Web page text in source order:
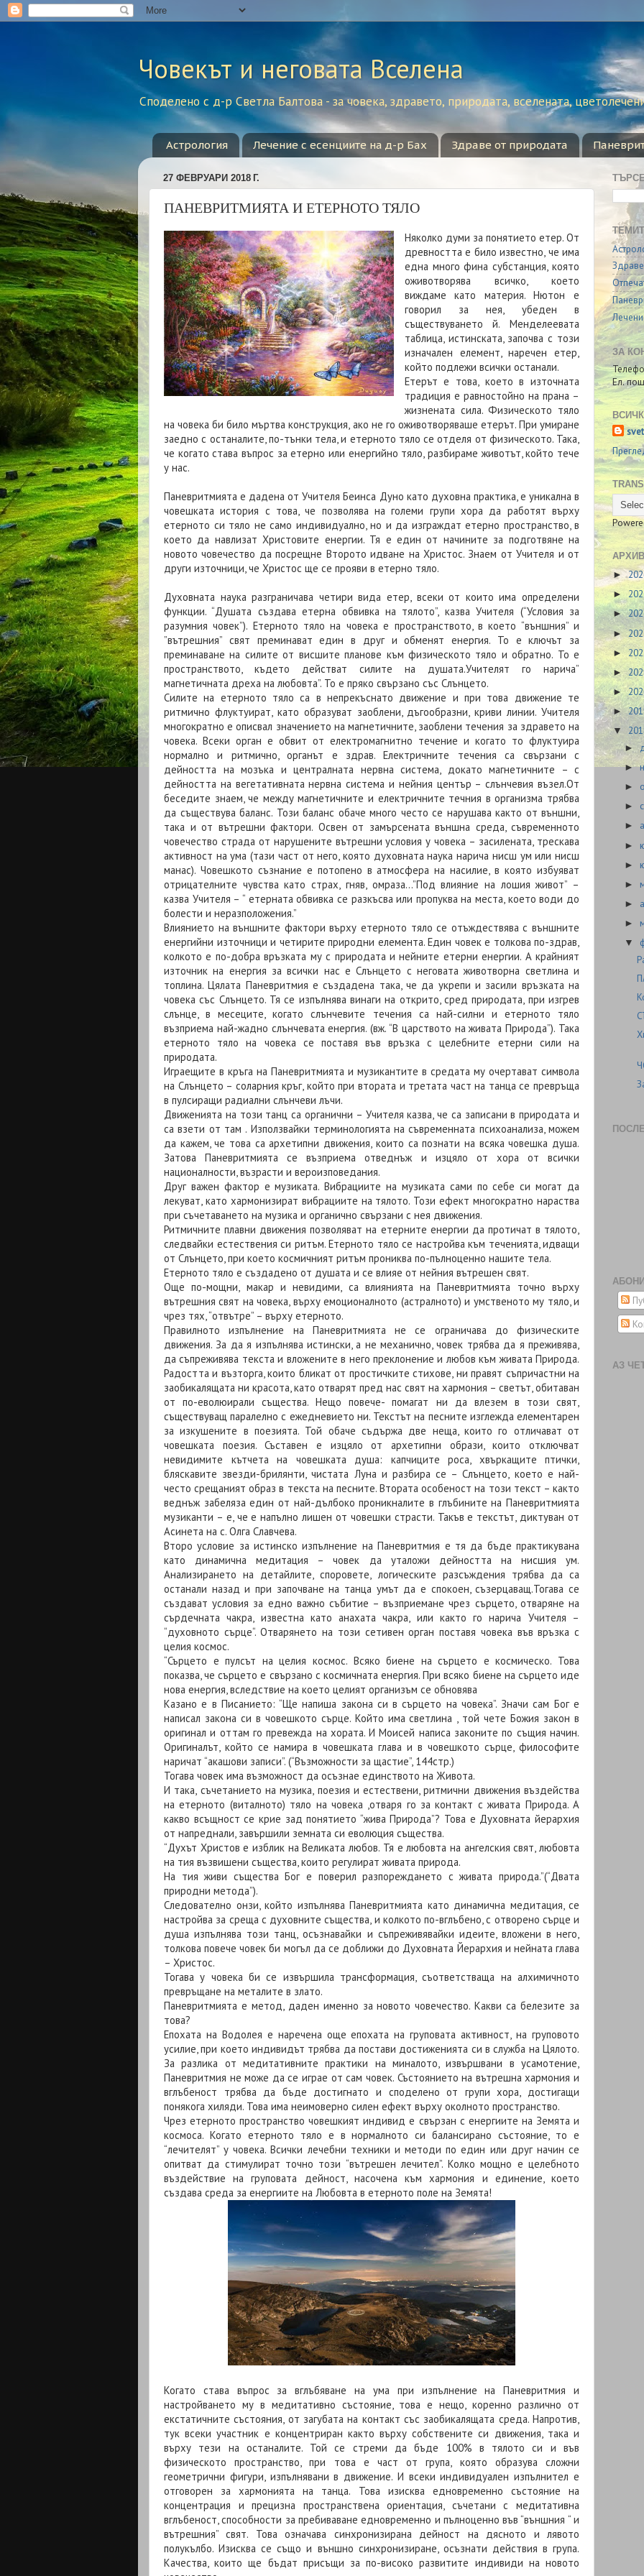
Човекът и неговата Вселена
Споделено с д-р Светла Балтова - за човека, здравето, природата, вселената,
Астрология Лечение с есенциите на д-р Бах Здраве от природата
27 ФЕВРУАРИ 2018 Г.
ПАНЕВРИТМИЯТА И ЕТЕРНОТО ТЯЛО
Няколко думи за понятието етер. От
древността е било известно, че има
една много фина субстанция, която
оживотворява всичко, което
виждаме като материя. Нютон е
говорил за нея, убеден в
съществуването й. Менделеевата
таблица, истинската, започва с този
изначален елемент, наречен етер,
който подлежи всички останали.
Етерът е това, което в източната
традиция е равностойно на прана –
жизнената сила. Физическото тяло
на човека би било мъртва конструкция, ако не го оживотворяваше етерът. При умиране
заедно с останалите, по-тънки тела, и етерното тяло се отделя от физическото. Така,
че когато става въпрос за етерно или енергийно тяло, разбираме животът, който тече
у нас.
Паневритмията е дадена от Учителя Беинса Дуно като духовна практика, е уникална в
човешката история с това, че позволява на големи групи хора да работят върху
етерното си тяло не само индивидуално, но и да изграждат етерно пространство, в
което да навлизат Христовите енергии. Тя е един от начините за подготвяне на
новото човечество да посрещне Второто идване на Христос. Знаем от Учителя и от
други източници, че Христос ще се прояви в етерно тяло.
Духовната наука разграничава четири вида етер, всеки от които има определени
функции. “Душата създава етерна обвивка на тялото”, казва Учителя (“Условия за
разумния човек”). Етерното тяло на човека е пространството, в което “външния” и
”вътрешния” свят преминават един в друг и обменят енергия. То е ключът за
преминаване на силите от висшите планове към физическото тяло и обратно. То е
пространството, където действат силите на душата.Учителят го нарича”
магнетичната дреха на любовта”. То е пряко свързано със Слънцето.
Силите на етерното тяло са в непрекъснато движение и при това движение те
ритмично флуктуират, като образуват заоблени, дъгообразни, криви линии. Учителя
многократно е описвал значението на магнетичните, заоблени течения за здравето на
човека. Всеки орган е обвит от електромагнитно течение и когато то флуктуира
нормално и ритмично, органът е здрав. Електричните течения са свързани с
дейността на мозъка и централната нервна система, докато магнетичните – с
дейността на вегетативната нервна система и нейния център – слънчевия възел.От
беседите знаем, че между магнетичните и електричните течния в организма трябва
да съществува баланс. Този баланс обаче много често се нарушава както от външни,
така и от вътрешни фактори. Освен от замърсената външна среда, съвременното
човечество страда от нарушените вътрешни условия у човека – засилената, трескава
активност на ума (тази част от него, която духовната наука нарича нисш ум или нисш
манас). Човешкото съзнание е потопено в атмосфера на насилие, в която избуяват
отрицателните чувства като страх, гняв, омраза…”Под влияние на лошия живот” –
казва Учителя – “ етерната обвивка се разкъсва или пропуква на места, което води до
болести и неразположения.”
Влиянието на външните фактори върху етерното тяло се отъждествява с външните
енергийни източници и четирите природни елемента. Един човек е толкова по-здрав,
колкото е по-добра връзката му с природата и нейните етерни енергии. А крайният
източник на енергия за всички нас е Слънцето с неговата животворна светлина и
топлина. Цялата Паневритмия е създадена така, че да укрепи и засили връзката на
човека със Слънцето. Тя се изпълнява винаги на открито, сред природата, при изгрев
слънце, в месеците, когато слънчевите течения са най-силни и етерното тяло
възприема най-жадно слънчевата енергия. (вж. “В царството на живата Природа”). Така
етерното тяло на човека се поставя във връзка с целебните етерни сили на
природата.
Играещите в кръга на Паневритмията и музикантите в средата му очертават символа
на Слънцето – соларния кръг, който при втората и третата част на танца се превръща
в пулсиращи радиални слънчеви лъчи.
Движенията на този танц са органични – Учителя казва, че са записани в природата и
са взети от там . Използвайки терминологията на съвременната психоанализа, можем
да кажем, че това са архетипни движения, които са познати на всяка човешка душа.
Затова Паневритмията се възприема отведнъж и изцяло от хора от всички
националности, възрасти и вероизповедания.
Друг важен фактор е музиката. Вибрациите на музиката сами по себе си могат да
лекуват, като хармонизират вибрациите на тялото. Този ефект многократно нараства
при съчетаването на музика и органично свързани с нея движения.
Ритмичните плавни движения позволяват на етерните енергии да протичат в тялото,
следвайки естествения си ритъм. Етерното тяло се настройва към теченията, идващи
от Слънцето, при което космичният ритъм прониква по-пълноценно нашите тела.
Етерното тяло е създадено от душата и се влияе от нейния вътрешен свят.
Още по-мощни, макар и невидими, са влиянията на Паневритмията точно върху
вътрешния свят на човека, върху емоционалното (астралното) и умственото му тяло, и
чрез тях, “отвътре” – върху етерното.
Правилното изпълнение на Паневритмията не се ограничава до физическите
движения. За да я изпълнява истински, а не механично, човек трябва да я преживява,
да съпреживява текста и вложените в него преклонение и любов към живата Природа.
Радостта и възторга, които бликат от простичките стихове, ни правят съпричастни на
заобикалящата ни красота, като отварят пред нас свят на хармония – светът, обитаван
от по-еволюирали същества. Нещо повече- помагат ни да влезем в този свят,
съществуващ паралелно с ежедневието ни. Текстът на песните изглежда елементарен
за изкушените в поезията. Той обаче съдържа две неща, които го отличават от
човешката поезия. Съставен е изцяло от архетипни образи, които отключват
невидимите кътчета на човешката душа: капчиците роса, хвъркащите птички,
бляскавите звезди-брилянти, чистата Луна и разбира се – Слънцето, което е най-
често срещаният образ в текста на песните. Втората особеност на този текст – както
веднъж забеляза един от най-дълбоко проникналите в глъбините на Паневритмията
музиканти – е, че е напълно лишен от човешки страсти. Такъв е текстът, диктуван от
Асинета на с. Олга Славчева.
Второ условие за истинско изпълнение на Паневритмия е тя да бъде практикувана
като динамична медитация – човек да уталожи дейността на нисшия ум.
Анализирането на детайлите, споровете, логическите разсъждения трябва да са
останали назад и при започване на танца умът да е спокоен, съзерцаващ.Тогава се
създават условия за едно важно събитие – възприемане чрез сърцето, отваряне на
сърдечната чакра, известна като анахата чакра, или както го нарича Учителя –
“духовното сърце“. Отварянето на този сетивен орган поставя човека във връзка с
целия космос.
“Сърцето е пулсът на целия космос. Всяко биене на сърцето е космическо. Това
показва, че сърцето е свързано с космичната енергия. При всяко биене на сърцето иде
нова енергия, вследствие на което целият организъм се обновява
Казано е в Писанието: “Ще напиша закона си в сърцето на човека”. Значи сам Бог е
написал закона си в човешкото сърце. Който има светлина , той чете Божия закон в
оригинал и оттам го превежда на хората. И Моисей написа законите по същия начин.
Оригиналът, който се намира в човешката глава и в човешкото сърце, философите
наричат “акашови записи”. (“Възможности за щастие”, 144стр.)
Тогава човек има възможност да осъзнае единството на Живота.
И така, съчетанието на музика, поезия и естествени, ритмични движения въздейства
на етерното (виталното) тяло на човека ,отваря го за контакт с живата Природа. А
какво всъщност се крие зад понятието “жива Природа”? Това е Духовната йерархия
от напреднали, завършили земната си еволюция същества.
“Духът Христов е изблик на Великата любов. Тя е любовта на ангелския свят, любовта
на тия възвишени същества, които регулират живата природа.
На тия живи същества Бог е поверил разпореждането с живата природа.”(“Двата
природни метода”).
Следователно онзи, който изпълнява Паневритмията като динамична медитация, се
настройва за среща с духовните същества, и колкото по-вглъбено, с отворено сърце и
душа изпълнява този танц, осъзнавайки и съпреживявайки идеите, вложени в него,
толкова повече човек би могъл да се доближи до Духовната Йерархия и нейната глава
– Христос.
Тогава у човека би се извършила трансформация, съответстваща на алхимичното
превръщане на металите в злато.
Паневритмията е метод, даден именно за новото човечество. Какви са белезите за
това?
Епохата на Водолея е наречена още епохата на груповата активност, на груповото
усилие, при което индивидът трябва да постави достиженията си в служба на Цялото.
За разлика от медитативните практики на миналото, извършвани в усамотение,
Паневритмия не може да се играе от сам човек. Състоянието на вътрешна хармония и
вглъбеност трябва да бъде достигнато и споделено от групи хора, достигащи
понякога хиляди. Това има неимоверно силен ефект върху околното пространство.
Чрез етерното пространство човешкият индивид е свързан с енергиите на Земята и
космоса. Когато етерното тяло е в нормалното си балансирано състояние, то е
“лечителят” у човека. Всички лечебни техники и методи по един или друг начин се
опитват да стимулират точно този “вътрешен лечител”. Колко мощно е целебното
въздействие на груповата дейност, насочена към хармония и единение, което
създава среда за енергиите на Любовта в етерното поле на Земята!
Когато става въпрос за вглъбяване на ума при изпълнение на Паневритмия и
настройването му в медитативно състояние, това е нещо, коренно различно от
екстатичните състояния, от загубата на контакт със заобикалящата среда. Напротив,
тук всеки участник е концентриран както върху собствените си движения, така и
върху тези на останалите. Той се стреми да бъде 100% в тялото си и във
физическото пространство, при това е част от група, която образува сложни
геометрични фигури, изпълнявани в движение. И всеки индивидуален изпълнител е
отговорен за хармонията на танца. Това изисква едновременно състояние на
концентрация и прецизна пространствена ориентация, съчетани с медитативна
вглъбеност, способности за пребиваване едновременно и пълноценно във “външния “ и
вътрешния” свят. Това означава синхронизирана дейност на дясното и лявото
полукълбо. Изисква се също и външно синхронизиране, осъзнати действия в група.
Качества, които ще бъдат присъщи за по-високо развитите индивиди на новото
ЗА
Ел.
►
►
►
►
►
►
►
►
▼
►
►
►
►
►
►
►
►
►
►
▼
АЗ